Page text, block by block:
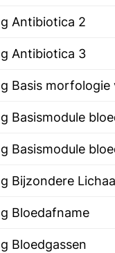
Antibiotica 2
Antibiotica 3
Basis
Basismodule
Basismodule
Bijzondere
Bloedafname
Bloedgassen